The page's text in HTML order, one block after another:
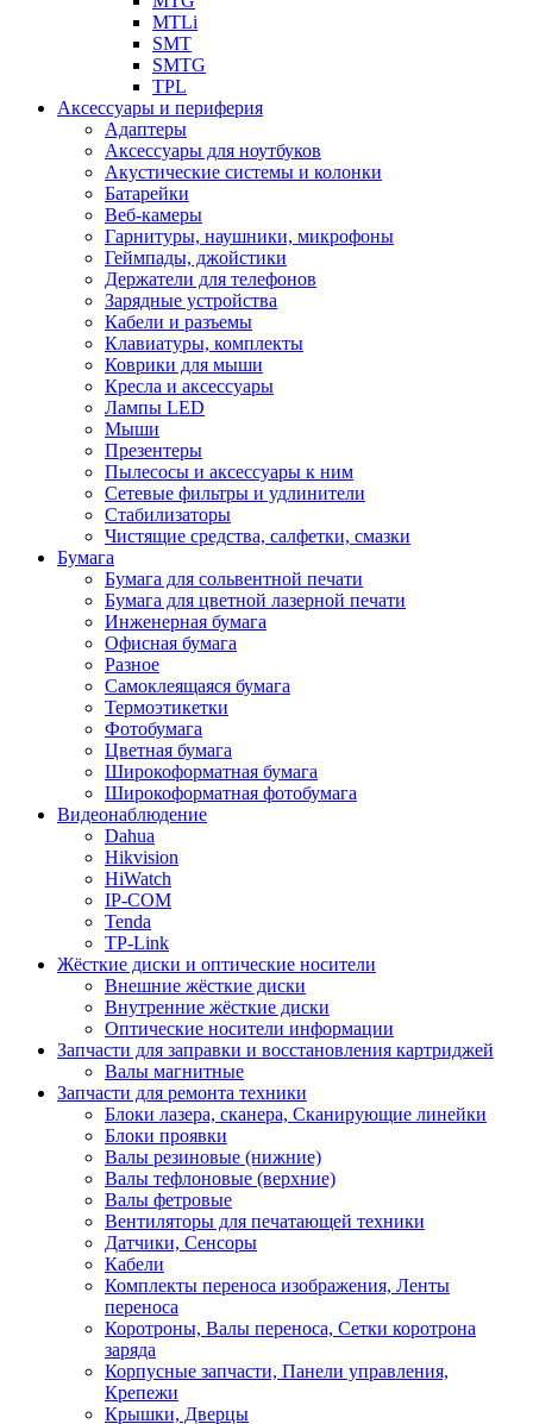
MTLi
SMT
SMTG
TPL
Аксессуары и периферия
Адаптеры
Аксессуары для ноутбуков
Акустические системы и колонки
Батарейки
Веб-камеры
Гарнитуры, наушники, микрофоны
Геймпады, джойстики
Держатели для телефонов
Зарядные устройства
Кабели и разъемы
Клавиатуры, комплекты
Коврики для мыши
Кресла и аксессуары
Лампы LED
Мыши
Презентеры
Пылесосы и аксессуары к ним
Сетевые фильтры и удлинители
Стабилизаторы
Чистящие средства, салфетки, смазки
Бумага
Бумага для сольвентной печати
Бумага для цветной лазерной печати
Инженерная бумага
Офисная бумага
Разное
Самоклеящаяся бумага
Термоэтикетки
Фотобумага
Цветная бумага
Широкоформатная бумага
Широкоформатная фотобумага
Видеонаблюдение
Dahua
Hikvision
HiWatch
IP-COM
Tenda
TP-Link
Жёсткие диски и оптические носители
Внешние жёсткие диски
Внутренние жёсткие диски
Оптические носители информации
Запчасти для заправки и восстановления картриджей
Валы магнитные
Запчасти для ремонта техники
Блоки лазера, сканера, Сканирующие линейки
Блоки проявки
Валы резиновые (нижние)
Валы тефлоновые (верхние)
Валы фетровые
Вентиляторы для печатающей техники
Датчики, Сенсоры
Кабели
Комплекты переноса изображения, Ленты
переноса
Коротроны, Валы переноса, Сетки коротрона
заряда
Корпусные запчасти, Панели управления,
Крепежи
Крышки, Дверцы